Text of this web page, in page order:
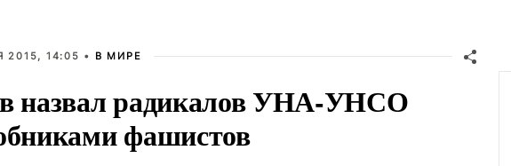
14:05 • В МИРЕ
назвал радикалов УНА-УНСО
фашистов